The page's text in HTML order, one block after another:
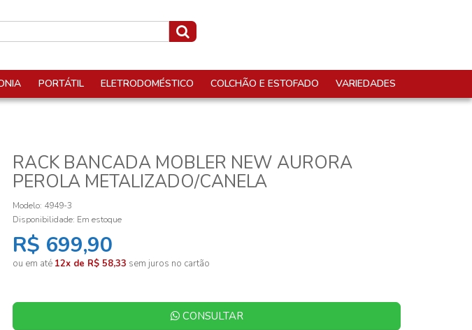
PORTÁTIL ELETRODOMÉSTICO COLCHÃO E ESTOFADO VARIEDADES
RACK BANCADA MOBLER NEW AURORA
PEROLA METALIZADO/CANELA
Modelo: 4949-3
Disponibilidade: Em estoque
R$ 699,90
ou em até 12x de R$ 58,33 sem juros no cartão
CONSULTAR